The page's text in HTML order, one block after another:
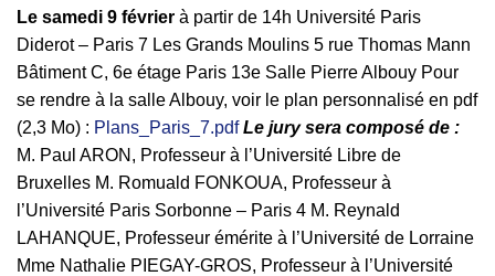
Le samedi 9 février à partir de 14h Université Paris
Diderot – Paris 7 Les Grands Moulins 5 rue Thomas Mann
Bâtiment C, 6e étage Paris 13e Salle Pierre Albouy Pour
se rendre à la salle Albouy, voir le plan personnalisé en pdf
(2,3 Mo) : Plans_Paris_7.pdf Le jury sera composé de :
M. Paul ARON, Professeur à l’Université Libre de
Bruxelles M. Romuald FONKOUA, Professeur à
l’Université Paris Sorbonne – Paris 4 M. Reynald
LAHANQUE, Professeur émérite à l’Université de Lorraine
Mme Nathalie PIEGAY-GROS, Professeur à l’Université